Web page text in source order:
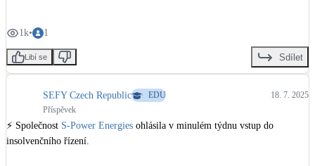
rodinné domy a neočekávané snížení dotační podpory, stejně jako zvýšená
konkurence a cenový boj na trhu. Firma také čelila problémům s likviditou,
protože jí byla pozastavena možnost čerpání kontokorentního úvěru.
Co pro klienty? S-Power se snaží dokončit rozestavěné zakázky v
nejkratším možném termínu. Klienti, kteří zaplatili zálohu a práce nebyly
zahájeny, mají možnost uzavřít smlouvu s novým dodavatelem za
obdobných podmínek. Již dokončené instalace bude dále spravovat a
provádět servis společnost FVE podpora. S-Power není jediná, v nedávné
1k• 1
Libí se Sdílet
SEFY Czech Republic EDU
18. 7. 2025
Příspěvek
⚡ Společnost S-Power Energies ohlásila v minulém týdnu vstup do
insolvenčního řízení.